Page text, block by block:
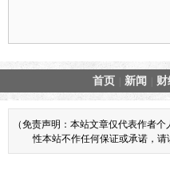
首页 新闻
（免责声明：本站文章仅代表作者
性本站不作任何保证或承诺，